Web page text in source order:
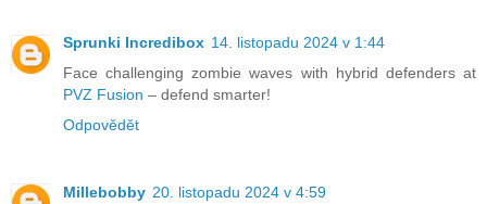
Sprunki Incredibox 14. listopadu 2024 v 1:44
Face challenging zombie waves with hybrid defenders at
PVZ Fusion – defend smarter!
Odpovědět
Millebobby 20. listopadu 2024 v 4:59